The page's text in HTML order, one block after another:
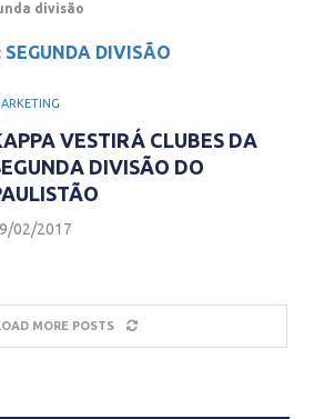
divisão
SEGUNDA DIVISÃO
VESTIRÁ CLUBES DA
DIVISÃO DO
02/2017
MORE POSTS